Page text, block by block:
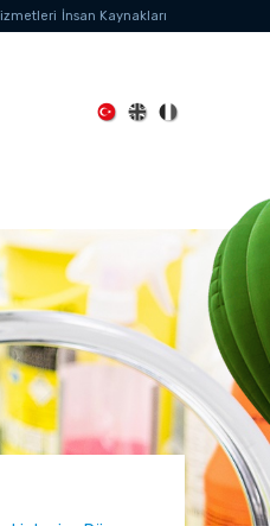
İnsan Kaynakları